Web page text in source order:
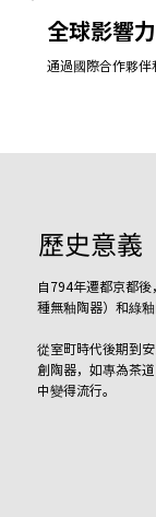
全球影響力
通過國際合作夥伴
歷史意義
自794年遷都京都
種無釉陶器）和綠
從室町時代後期到
創陶器，如專為茶
中變得流行。